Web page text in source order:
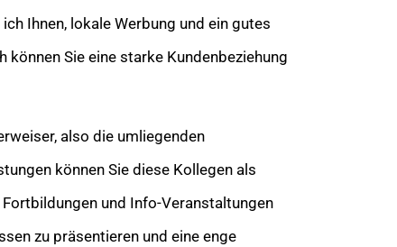
Ihnen, lokale Werbung und ein gutes
können Sie eine starke Kundenbeziehung
also die umliegenden
können Sie diese Kollegen als
und Info-Veranstaltungen
zu präsentieren und eine enge